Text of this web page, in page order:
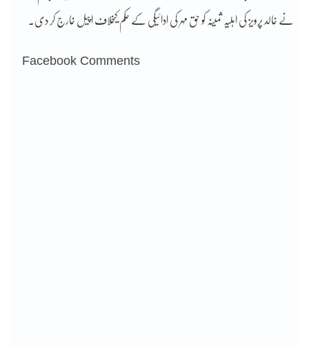
نے خالد پرویز کی اہلیہ ثمینہ کو حق مہر کی ادائیگی کے حکم کیخلاف اپیل خارج کر دی۔
Facebook Comments